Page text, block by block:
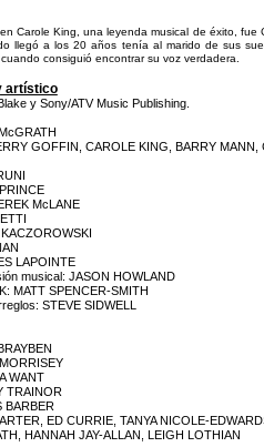
Carole King, una leyenda musical de éxito,
llegó a los 20 años tenía al marido de sus
consiguió encontrar su voz verdadera.
artístico
y Sony/ATV Music Publishing.
GOFFIN, CAROLE KING, BARRY MANN,
McLANE
LAPOINTE
musical: JASON HOWLAND
MATT SPENCER-SMITH
STEVE SIDWELL
WANT
TRAINOR
BARBER
ED CURRIE, TANYA NICOLE-
HANNAH JAY-ALLAN, LEIGH LOTHIAN